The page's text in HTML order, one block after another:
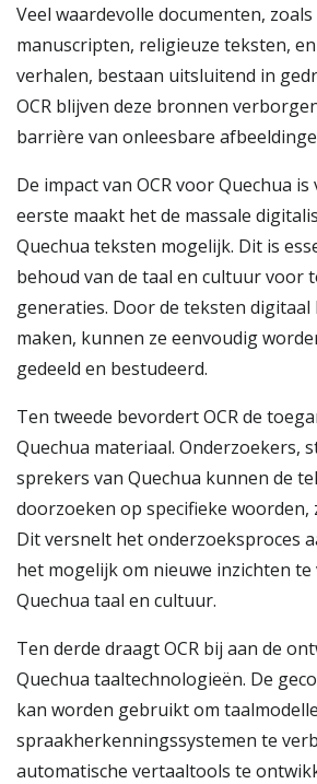
Veel waardevolle documenten,
manuscripten, religieuze teksten,
verhalen, bestaan uitsluitend in
OCR blijven deze bronnen
barrière van onleesbare
De impact van OCR voor Quechua is
eerste maakt het de massale
Quechua teksten mogelijk. Dit is
behoud van de taal en cultuur voor
generaties. Door de teksten digitaal
maken, kunnen ze eenvoudig
gedeeld en bestudeerd.
Ten tweede bevordert OCR de
Quechua materiaal. Onderzoekers,
sprekers van Quechua kunnen de
doorzoeken op specifieke woorden,
Dit versnelt het onderzoeksproces
het mogelijk om nieuwe inzichten te
Quechua taal en cultuur.
Ten derde draagt OCR bij aan de
Quechua taaltechnologieën. De
kan worden gebruikt om
spraakherkenningssystemen te
automatische vertaaltools te